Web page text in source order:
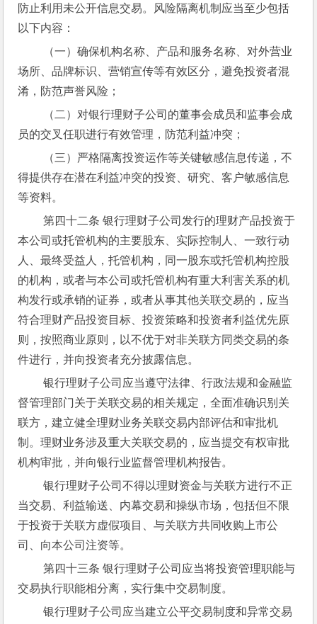
防止利用未公开信息交易。风险隔离机制应当至少包括
以下内容：
场所、品牌标识、营销宣传等有效区分，避免投资者混
淆，防范声誉风险；
员的交叉任职进行有效管理，防范利益冲突；
得提供存在潜在利益冲突的投资、研究、客户敏感信息
等资料。
第四十二条 银行理财子公司发行的理财产品投资于
本公司或托管机构的主要股东、实际控制人、一致行动
人、最终受益人，托管机构，同一股东或托管机构控股
的机构，或者与本公司或托管机构有重大利害关系的机
构发行或承销的证券，或者从事其他关联交易的，应当
符合理财产品投资目标、投资策略和投资者利益优先原
则，按照商业原则，以不优于对非关联方同类交易的条
件进行，并向投资者充分披露信息。
银行理财子公司应当遵守法律、行政法规和金融监
督管理部门关于关联交易的相关规定，全面准确识别关
联方，建立健全理财业务关联交易内部评估和审批机
制。理财业务涉及重大关联交易的，应当提交有权审批
机构审批，并向银行业监督管理机构报告。
银行理财子公司不得以理财资金与关联方进行不正
当交易、利益输送、内幕交易和操纵市场，包括但不限
于投资于关联方虚假项目、与关联方共同收购上市公
司、向本公司注资等。
第四十三条 银行理财子公司应当将投资管理职能与
交易执行职能相分离，实行集中交易制度。
银行理财子公司应当建立公平交易制度和异常交易